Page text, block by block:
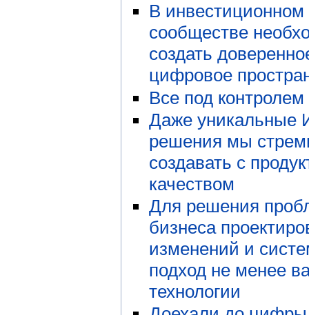
В инвестиционном
сообществе
создать
цифровое
Все под контролем
Даже уникальные
решения мы
создавать с
качеством
Для решения
бизнеса
изменений и
подход не менее
технологии